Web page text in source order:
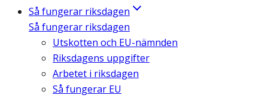
Så fungerar riksdagen
Så fungerar riksdagen
Utskotten och EU-nämnden
Riksdagens uppgifter
Arbetet i riksdagen
Så fungerar EU